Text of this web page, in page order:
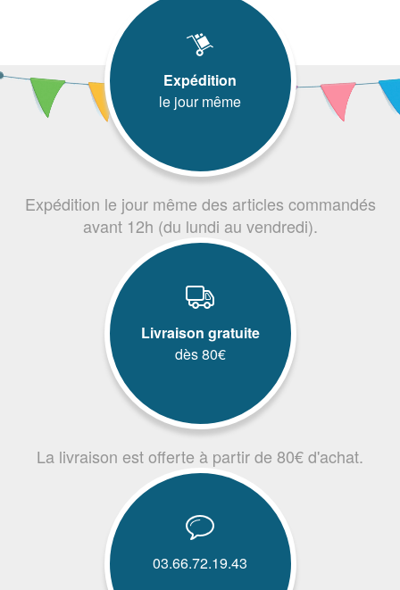
Expédition
le jour même
Expédition le jour même des articles commandés
avant 12h (du lundi au vendredi).
Livraison gratuite
dès 80€
La livraison est offerte à partir de 80€ d'achat.
03.66.72.19.43